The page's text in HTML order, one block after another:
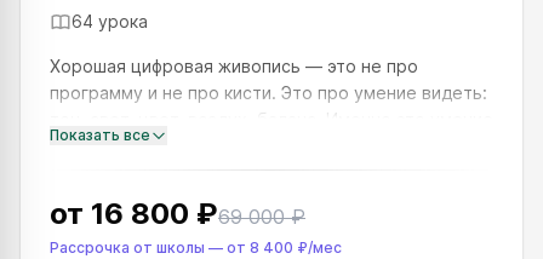
64 урока
Хорошая цифровая живопись — это не про
программу и не про кисти. Это про умение видеть:
тон, свет, цвет, воздух, баланс. Именно это умение
отличает работу, которая «работает», от той,
Показать все
от 16 800 ₽69 000 ₽
Рассрочка от школы — от 8 400 ₽/мес